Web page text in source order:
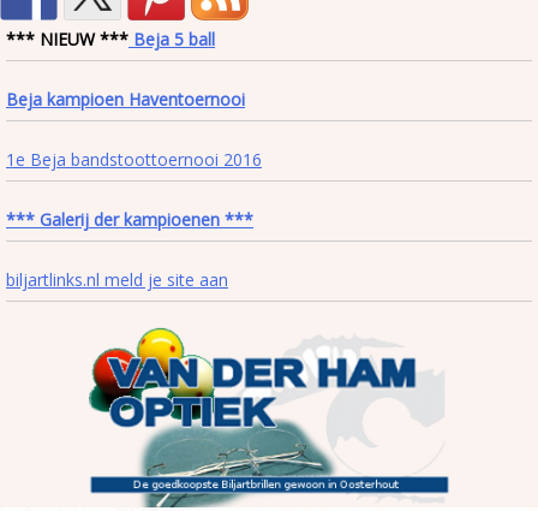
*** NIEUW *** Beja 5 ball
Beja kampioen Haventoernooi
1e Beja bandstoottoernooi 2016
*** Galerij der kampioenen ***
biljartlinks.nl meld je site aan